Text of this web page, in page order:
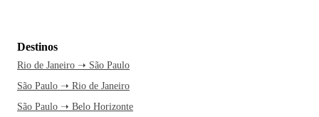
Destinos
Rio de Janeiro ➝ São Paulo
São Paulo ➝ Rio de Janeiro
São Paulo ➝ Belo Horizonte